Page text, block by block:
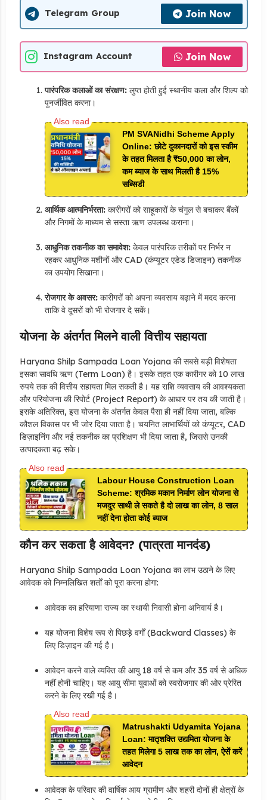
Telegram Group Join Now
Instagram Account Join Now
पारंपरिक कलाओं का संरक्षण:लुप्त होती हुई स्थानीय कला और शिल्प को
पुनर्जीवित करना।
PM SVANidhi Scheme Apply
Online: छोटे दुकानदारों को इस स्कीम
के तहत मिलता है ₹50,000 का लोन,
कम ब्याज के साथ मिलती है 15%
सब्सिडी
आर्थिक आत्मनिर्भरता:कारीगरों को साहूकारों के चंगुल से बचाकर बैंकों
और निगमों के माध्यम से सस्ता ऋण उपलब्ध कराना।
आधुनिक तकनीक का समावेश:केवल पारंपरिक तरीकों पर निर्भर न
रहकर आधुनिक मशीनों और CAD (कंप्यूटर एडेड डिजाइन) तकनीक
का उपयोग सिखाना।
रोजगार के अवसर:कारीगरों को अपना व्यवसाय बढ़ाने में मदद करना
ताकि वे दूसरों को भी रोजगार दे सकें।
योजना के अंतर्गत मिलने वाली वित्तीय सहायता
Haryana Shilp Sampada Loan Yojana की सबसे बड़ी विशेषता
इसका सावधि ऋण (Term Loan) है। इसके तहत एक कारीगर को 10 लाख
रुपये तक की वित्तीय सहायता मिल सकती है। यह राशि व्यवसाय की आवश्यकता
और परियोजना की रिपोर्ट (Project Report) के आधार पर तय की जाती है।
इसके अतिरिक्त, इस योजना के अंतर्गत केवल पैसा ही नहीं दिया जाता, बल्कि
कौशल विकास पर भी जोर दिया जाता है। चयनित लाभार्थियों को कंप्यूटर, CAD
डिज़ाइनिंग और नई तकनीक का प्रशिक्षण भी दिया जाता है, जिससे उनकी
उत्पादकता बढ़ सके।
Labour House Construction Loan
Scheme: श्रमिक मकान निर्माण लोन योजना से
मजदुर साथी ले सकते है दो लाख का लोन, 8 साल
नहीं देना होता कोई ब्याज
कौन कर सकता है आवेदन? (पात्रता मानदंड)
Haryana Shilp Sampada Loan Yojana का लाभ उठाने के लिए
आवेदक को निम्नलिखित शर्तों को पूरा करना होगा:
आवेदक का हरियाणा राज्य का स्थायी निवासी होना अनिवार्य है।
यह योजना विशेष रूप से पिछड़े वर्गों (Backward Classes) के
लिए डिज़ाइन की गई है।
आवेदन करने वाले व्यक्ति की आयु 18 वर्ष से कम और 35 वर्ष से अधिक
नहीं होनी चाहिए। यह आयु सीमा युवाओं को स्वरोजगार की ओर प्रेरित
करने के लिए रखी गई है।
Matrushakti Udyamita Yojana
Loan: मातृशक्ति उद्यमिता योजना के
तहत मिलेगा 5 लाख तक का लोन, ऐसें करें
आवेदन
आवेदक के परिवार की वार्षिक आय ग्रामीण और शहरी दोनों ही क्षेत्रों के